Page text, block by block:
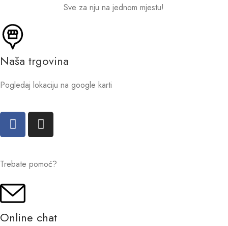
Sve za nju na jednom mjestu!
Naša trgovina
Pogledaj lokaciju na google karti
Trebate pomoć?
Online chat